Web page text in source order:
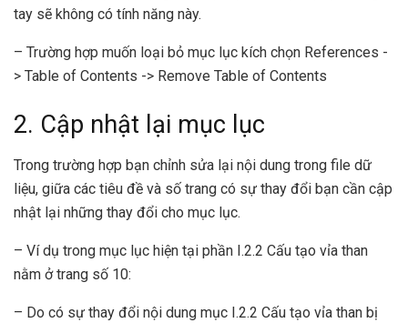
tay sẽ không có tính năng này.
– Trường hợp muốn loại bỏ mục lục kích chọn References -
> Table of Contents -> Remove Table of Contents
2. Cập nhật lại mục lục
Trong trường hợp bạn chỉnh sửa lại nội dung trong file dữ
liệu, giữa các tiêu đề và số trang có sự thay đổi bạn cần cập
nhật lại những thay đổi cho mục lục.
– Ví dụ trong mục lục hiện tại phần I.2.2 Cấu tạo vỉa than
nằm ở trang số 10:
– Do có sự thay đổi nội dung mục I.2.2 Cấu tạo vỉa than bị